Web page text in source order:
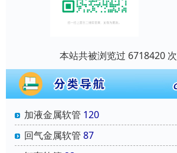
本站共被浏览过 6718420 次
加液金属软管 120
回气金属软管 87